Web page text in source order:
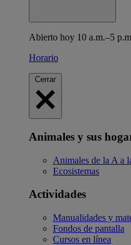
Abierto hoy 10 a.m.–5
Horario
Cerrar
Animales y sus
Animales de la A a
Ecosistemas
Actividades
Manualidades y
Fondos de pantalla
Cursos en línea